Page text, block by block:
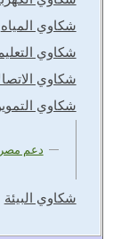
شكاوي المياه
شكاوي
شكاوي
شكاوي
دعم مصر
شكاوي البيئة